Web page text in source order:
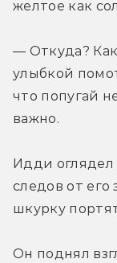
желтое как
— Откуда?
улыбкой
что попугай
важно.
Идди
следов от его
шкурку
Он поднял